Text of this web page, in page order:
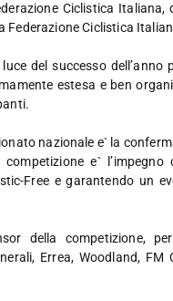
Ciclistica Italiana,
Ciclistica
del successo dell’anno
estesa e ben
nazionale e` la
e` l’impegno
Free e garantendo un
della competizione,
Errea, Woodland, FM